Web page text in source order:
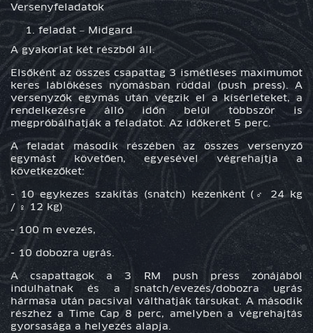
Versenyfeladatok
feladat – Midgard
A gyakorlat két részből áll.
Elsőként az összes csapattag 3 ismétléses maximumot
keres láblökéses nyomásban rúddal (push press). A
versenyzők egymás után végzik el a kísérleteket, a
rendelkezésre álló időn belül többször is
megpróbálhatják a feladatot. Az időkeret 5 perc.
A feladat második részében az összes versenyző
egymást követően, egyesével végrehajtja a
következőket:
- 10 egykezes szakítás (snatch) kezenként (♂ 24 kg
/ ♀ 12 kg)
- 100 m evezés,
- 10 dobozra ugrás.
A csapattagok a 3 RM push press zónájából
indulhatnak és a snatch/evezés/dobozra ugrás
hármasa után pacsival válthatják társukat. A második
részhez a Time Cap 8 perc, amelyben a végrehajtás
gyorsasága a helyezés alapja.